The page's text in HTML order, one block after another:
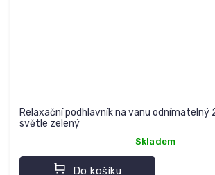
Relaxační podhlavník na vanu odnímatelný
světle zelený
Skladem
Do košíku